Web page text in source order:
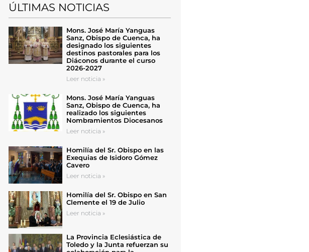
ÚLTIMAS NOTICIAS
Mons. José María Yanguas
Sanz, Obispo de Cuenca, ha
designado los siguientes
destinos pastorales para los
Diáconos durante el curso
2026-2027
Leer noticia »
Mons. José María Yanguas
Sanz, Obispo de Cuenca, ha
realizado los siguientes
Nombramientos Diocesanos
Leer noticia »
Homilía del Sr. Obispo en las
Exequias de Isidoro Gómez
Cavero
Leer noticia »
Homilía del Sr. Obispo en San
Clemente el 19 de Julio
Leer noticia »
La Provincia Eclesiástica de
Toledo y la Junta refuerzan su